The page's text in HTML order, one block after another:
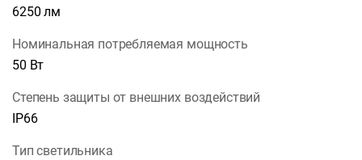
6250 лм
Номинальная потребляемая мощность
50 Вт
Степень защиты от внешних воздействий
IP66
Тип светильника